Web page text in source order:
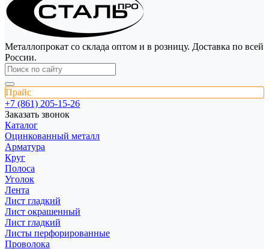
Металлопрокат со склада оптом и в розницу. Доставка по всей
России.
Прайс
+7 (861) 205-15-26
Заказать звонок
Каталог
Оцинкованный металл
Арматура
Круг
Полоса
Уголок
Лента
Лист гладкий
Лист окрашенный
Лист гладкий
Листы перфорированные
Проволока